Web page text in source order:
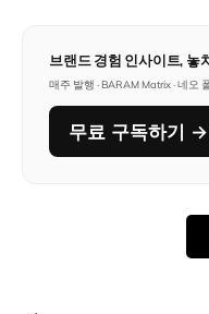
브랜드 경험 인사이트, 놓
매주 발행 · BARAM Matrix · 네오
무료 구독하기 →